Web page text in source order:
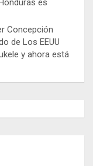
es
Concepción
de Los EEUU
y ahora está